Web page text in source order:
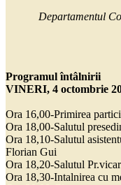
Departamentul
Programul întâlnirii
VINERI, 4 octombrie
Ora 16,00-Primirea
Ora 18,00-Salutul
Ora 18,10-Salutul
Florian Gui
Ora 18,20-Salutul
Ora 18,30-Intalnirea cu